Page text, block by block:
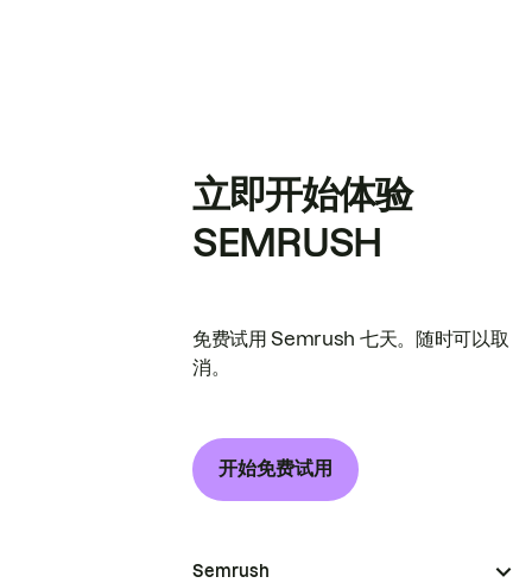
立即开始体验
SEMRUSH
免费试用 Semrush 七天。随时可以取
消。
开始免费试用
Semrush